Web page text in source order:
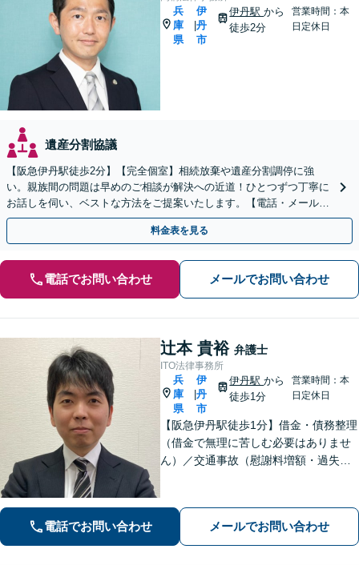
兵
庫
県
伊
丹
市
伊丹駅から
徒歩2分
営業時間：本
日定休日
遺産分割協議
【阪急伊丹駅徒歩2分】【完全個室】相続放棄や遺産分割調停に強
い。親族間の問題は早めのご相談が解決への近道！ひとつずつ丁寧に
お話しを伺い、ベストな方法をご提案いたします。【電話・メール相
談初回無料】【休日夜間対応可】【オンライン可能】
料金表を見る
電話でお問い合わせ メールでお問い合わせ
辻本 貴裕 弁護士
ITO法律事務所
兵
庫
県
伊
丹
市
伊丹駅から
徒歩1分
営業時間：本
日定休日
【阪急伊丹駅徒歩1分】借金・債務整理
（借金で無理に苦しむ必要はありませ
ん）／交通事故（慰謝料増額・過失割
／刑事事件（被害者側も対応）／相続
／離婚問題など。まずはお気軽にご相
談ください
電話でお問い合わせ メールでお問い合わせ